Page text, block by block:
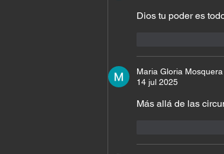
Dios tu poder es
Maria Gloria
14 jul 2025
Más allá de las